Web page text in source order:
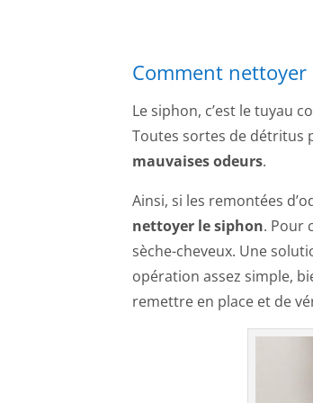
Comment nettoyer
Le siphon, c’est le tuyau
Toutes sortes de détritus
mauvaises odeurs.
Ainsi, si les remontées
nettoyer le siphon. Pour
sèche-cheveux. Une
opération assez simple,
remettre en place et de